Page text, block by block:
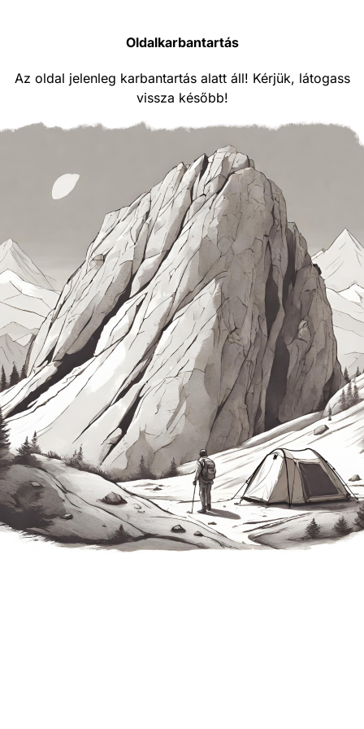
Oldalkarbantartás
Az oldal jelenleg karbantartás alatt áll! Kérjük, látogass
vissza később!